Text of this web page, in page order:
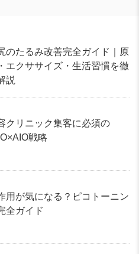
のたるみ改善完全ガイド｜原
エクササイズ・生活習慣を徹
説
クリニック集客に必須の
戦略
用が気になる？ピコトーニン
全ガイド